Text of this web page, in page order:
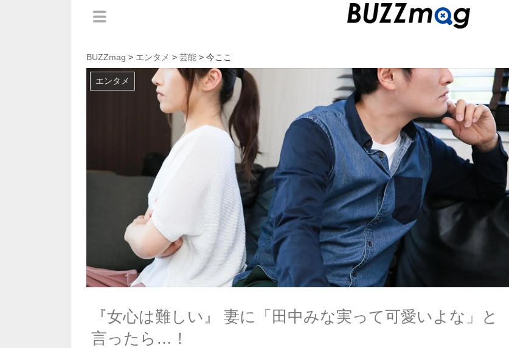
BUZZmag > エンタメ > 芸能 > 今ここ
エンタメ
『女心は難しい』 妻に「田中みな実って可愛いよな」と
言ったら…！